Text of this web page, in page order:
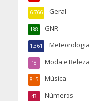
Geral
6.766
GNR
188
Meteorologia
1.361
Moda e Beleza
18
Música
815
Números
43